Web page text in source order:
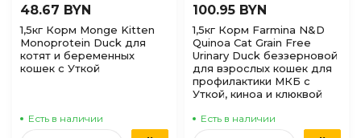
48.67 BYN
1,5кг Корм Monge Kitten
Monoprotein Duck для
котят и беременных
кошек с Уткой
Есть в наличии
100.95 BYN
1,5кг Корм Farmina N&D
Quinoa Cat Grain Free
Urinary Duck беззерновой
для взрослых кошек для
профилактики МКБ с
Уткой, киноа и клюквой
Есть в наличии